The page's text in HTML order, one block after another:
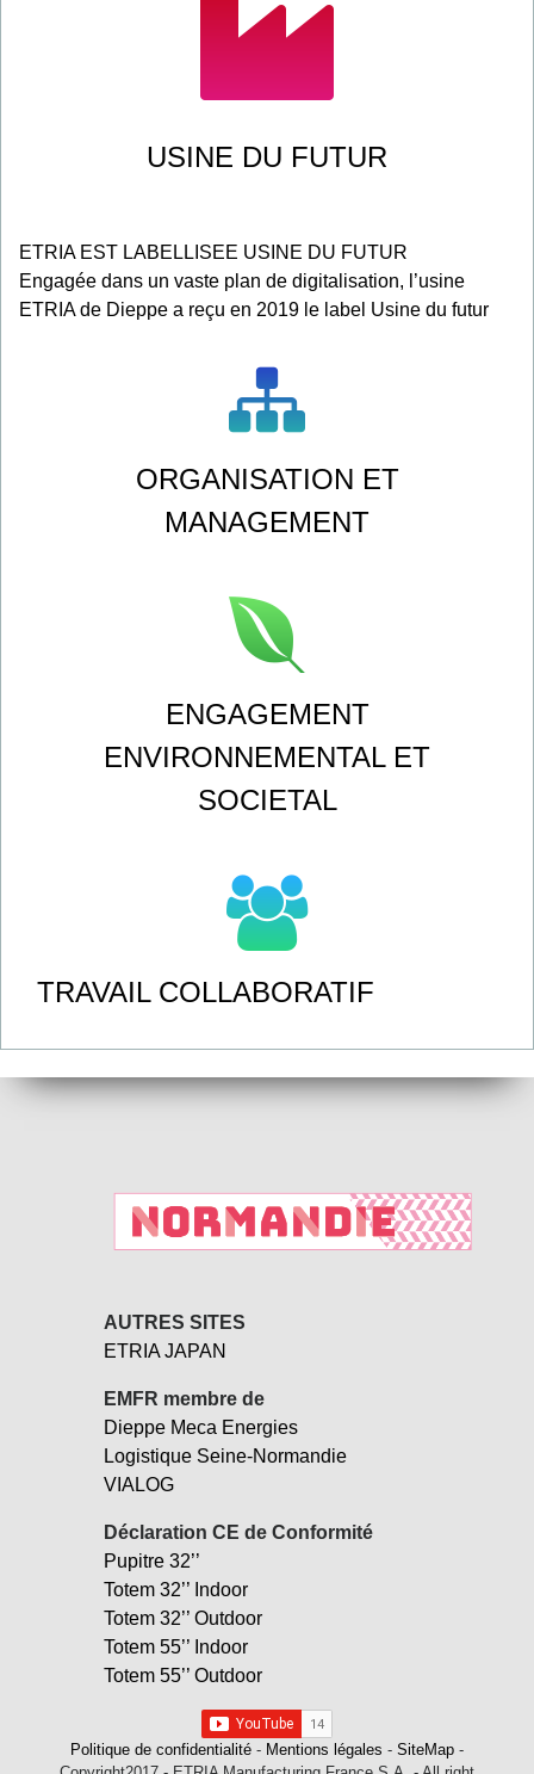
USINE DU FUTUR
ETRIA EST LABELLISEE USINE DU FUTUR
Engagée dans un vaste plan de digitalisation, l’usine
ETRIA de Dieppe a reçu en 2019 le label Usine du futur
ORGANISATION ET
MANAGEMENT
ENGAGEMENT
ENVIRONNEMENTAL ET
SOCIETAL
TRAVAIL COLLABORATIF
AUTRES SITES
ETRIA JAPAN
EMFR membre de
Dieppe Meca Energies
Logistique Seine-Normandie
VIALOG
Déclaration CE de Conformité
Pupitre 32’’
Totem 32’’ Indoor
Totem 32’’ Outdoor
Totem 55’’ Indoor
Totem 55’’ Outdoor
Politique de confidentialité - Mentions légales - SiteMap -